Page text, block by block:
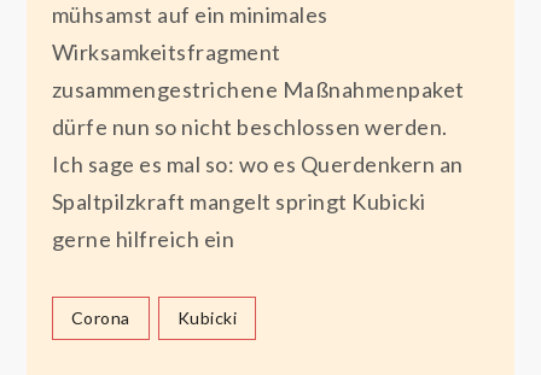
mühsamst auf ein minimales
Wirksamkeitsfragment
zusammengestrichene Maßnahmenpaket
dürfe nun so nicht beschlossen werden.
Ich sage es mal so: wo es Querdenkern an
Spaltpilzkraft mangelt springt Kubicki
gerne hilfreich ein
Corona Kubicki